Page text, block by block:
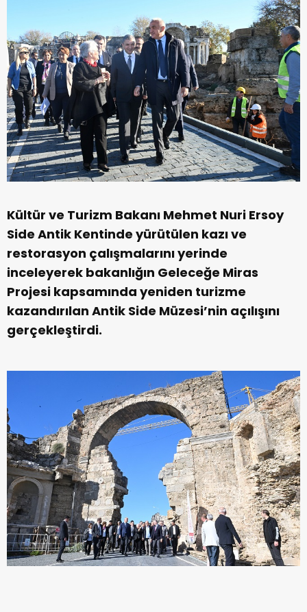
Kültür ve Turizm Bakanı Mehmet Nuri Ersoy
Side Antik Kentinde yürütülen kazı ve
restorasyon çalışmalarını yerinde
inceleyerek bakanlığın Geleceğe Miras
Projesi kapsamında yeniden turizme
kazandırılan Antik Side Müzesi’nin açılışını
gerçekleştirdi.